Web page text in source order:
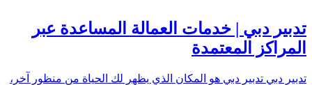
تدبير دبي | خدمات العمالة المساعدة عبر
المراكز المعتمدة
تدبير دبي تدبير دبي هو المكان الذي يظهر لك الحياة من منظور آخر،